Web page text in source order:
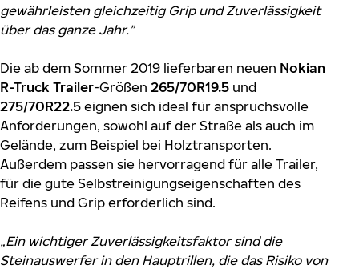
gewährleisten gleichzeitig Grip und Zuverlässigkeit
über das ganze Jahr.”
Die ab dem Sommer 2019 lieferbaren neuen Nokian
R-Truck Trailer-Größen 265/70R19.5 und
275/70R22.5 eignen sich ideal für anspruchsvolle
Anforderungen, sowohl auf der Straße als auch im
Gelände, zum Beispiel bei Holztransporten.
Außerdem passen sie hervorragend für alle Trailer,
für die gute Selbstreinigungseigenschaften des
Reifens und Grip erforderlich sind.
„Ein wichtiger Zuverlässigkeitsfaktor sind die
Steinauswerfer in den Hauptrillen, die das Risiko von